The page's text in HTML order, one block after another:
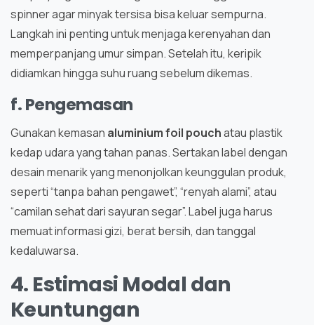
spinner agar minyak tersisa bisa keluar sempurna.
Langkah ini penting untuk menjaga kerenyahan dan
memperpanjang umur simpan. Setelah itu, keripik
didiamkan hingga suhu ruang sebelum dikemas.
f. Pengemasan
Gunakan kemasan aluminium foil pouchatau plastik
kedap udara yang tahan panas. Sertakan label dengan
desain menarik yang menonjolkan keunggulan produk,
seperti “tanpa bahan pengawet”, “renyah alami”, atau
“camilan sehat dari sayuran segar”. Label juga harus
memuat informasi gizi, berat bersih, dan tanggal
kedaluwarsa.
4. Estimasi Modal dan
Keuntungan